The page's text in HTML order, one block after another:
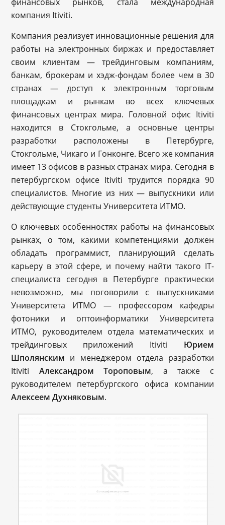
компания Itiviti.
Компания реализует инновационные решения для
работы на электронных биржах и предоставляет
своим клиентам — трейдинговым компаниям,
банкам, брокерам и хэдж-фондам более чем в 30
странах — доступ к электронным торговым
площадкам и рынкам во всех ключевых
финансовых центрах мира. Головной офис Itiviti
находится в Стокгольме, а основные центры
разработки расположены в Петербурге,
Стокгольме, Чикаго и Гонконге. Всего же компания
имеет 13 офисов в разных странах мира. Сегодня в
петербургском офисе Itiviti трудится порядка 90
специалистов. Многие из них — выпускники или
действующие студенты Университета ИТМО.
О ключевых особенностях работы на финансовых
рынках, о том, какими компетенциями должен
обладать программист, планирующий сделать
карьеру в этой сфере, и почему найти такого IT-
специалиста сегодня в Петербурге практически
невозможно, мы поговорили с выпускниками
Университета ИТМО — профессором кафедры
фотоники и оптоинформатики Университета
ИТМО, руководителем отдела математических и
трейдинговых приложений Itiviti Юрием
Шполянским и менеджером отдела разработки
Itiviti Александром Тороповым, а также с
руководителем петербургского офиса компании
Алексеем Духняковым.